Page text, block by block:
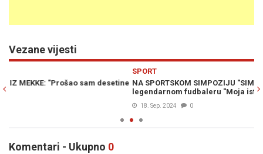
Vezane vijesti
NA SPORTSKOM SIMPOZIJU "SIMPOSAR": Promocija filma o
legendarnom fudbaleru "Moja istina - Vahid Halilhodžić"
Komentari - Ukupno 0